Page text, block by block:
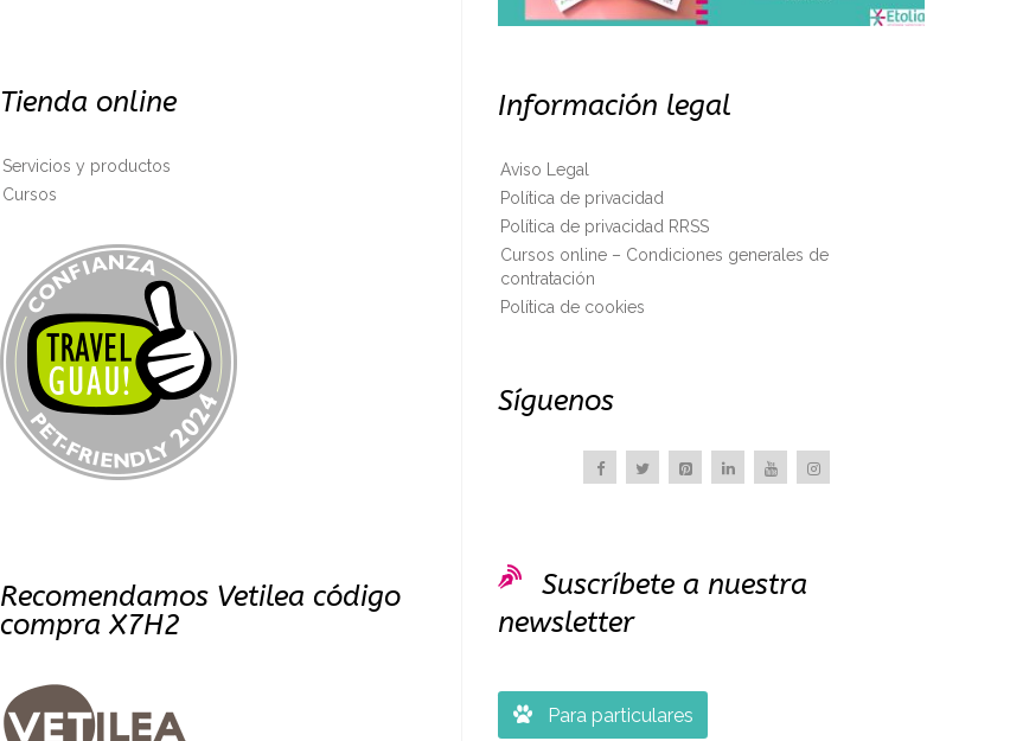
Tienda online
Servicios y productos
Cursos
Recomendamos Vetilea código
compra X7H2
Información legal
Aviso Legal
Política de privacidad
Política de privacidad RRSS
Cursos online – Condiciones generales de
contratación
Política de cookies
Síguenos

Suscríbete a nuestra
newsletter
 Para particulares